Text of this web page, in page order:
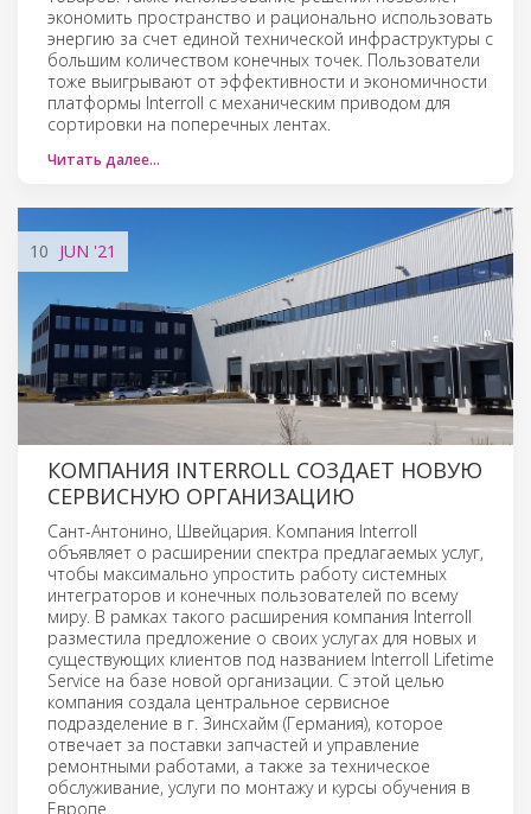
экономить пространство и рационально использовать
энергию за счет единой технической инфраструктуры с
большим количеством конечных точек. Пользователи
тоже выигрывают от эффективности и экономичности
платформы Interroll с механическим приводом для
сортировки на поперечных лентах.
Читать далее…
10 JUN '21
КОМПАНИЯ INTERROLL СОЗДАЕТ НОВУЮ
СЕРВИСНУЮ ОРГАНИЗАЦИЮ
Сант-Антонино, Швейцария. Компания Interroll
объявляет о расширении спектра предлагаемых услуг,
чтобы максимально упростить работу системных
интеграторов и конечных пользователей по всему
миру. В рамках такого расширения компания Interroll
разместила предложение о своих услугах для новых и
существующих клиентов под названием Interroll Lifetime
Service на базе новой организации. С этой целью
компания создала центральное сервисное
подразделение в г. Зинсхайм (Германия), которое
отвечает за поставки запчастей и управление
ремонтными работами, а также за техническое
обслуживание, услуги по монтажу и курсы обучения в
Европе